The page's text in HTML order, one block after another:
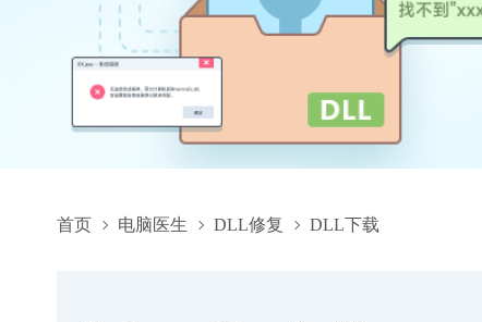
首页 电脑医生 DLL修复 DLL下载
SoftwareRepair.dll,SoftwareRepair.dll下载,SoftwareRepair.dll修